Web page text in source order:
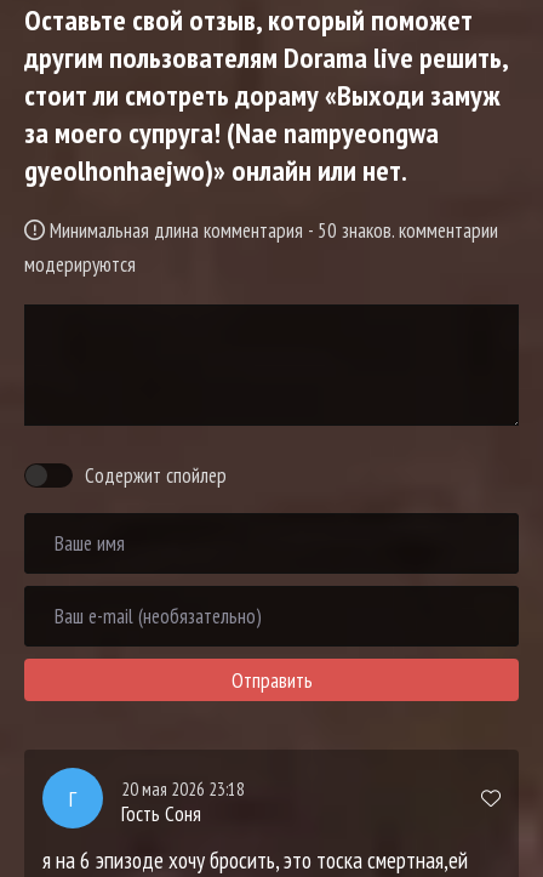
Оставьте свой отзыв, который поможет
другим пользователям Dorama live решить,
стоит ли смотреть дораму «Выходи замуж
за моего супруга! (Nae nampyeongwa
gyeolhonhaejwo)» онлайн или нет.
Минимальная длина комментария - 50 знаков. комментарии
модерируются
Содержит спойлер
Отправить
Г 20 мая 2026 23:18
Гость Соня
я на 6 эпизоде хочу бросить, это тоска смертная,ей